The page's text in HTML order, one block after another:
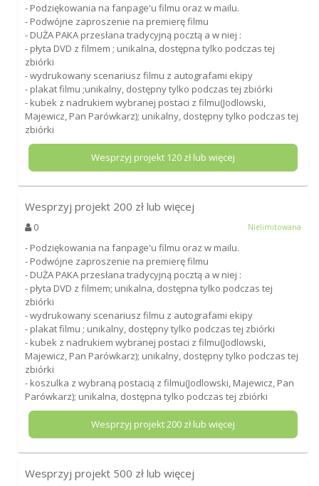
- Podziękowania na fanpage'u filmu oraz w mailu.
- Podwójne zaproszenie na premierę filmu
- DUŻA PAKA przesłana tradycyjną pocztą a w niej :
- płyta DVD z filmem ; unikalna, dostępna tylko podczas tej
zbiórki
- wydrukowany scenariusz filmu z autografami ekipy
- plakat filmu ;unikalny, dostępny tylko podczas tej zbiórki
- kubek z nadrukiem wybranej postaci z filmu(Jodlowski,
Majewicz, Pan Parówkarz); unikalny, dostępny tylko podczas tej
zbiórki
Wesprzyj projekt 120zł lub więcej
Wesprzyj projekt 200 zł lub więcej
0 Nielimitowana
- Podziękowania na fanpage'u filmu oraz w mailu.
- Podwójne zaproszenie na premierę filmu
- DUŻA PAKA przesłana tradycyjną pocztą a w niej :
- płyta DVD z filmem; unikalna, dostępna tylko podczas tej
zbiórki
- wydrukowany scenariusz filmu z autografami ekipy
- plakat filmu ; unikalny, dostępny tylko podczas tej zbiórki
- kubek z nadrukiem wybranej postaci z filmu(Jodlowski,
Majewicz, Pan Parówkarz); unikalny, dostępny tylko podczas tej
zbiórki
- koszulka z wybraną postacią z filmu(Jodlowski, Majewicz, Pan
Parówkarz); unikalna, dostępna tylko podczas tej zbiórki
Wesprzyj projekt200zł lub więcej
Wesprzyj projekt 500 zł lub więcej